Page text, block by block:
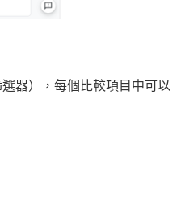
器），每個比較項目中可以